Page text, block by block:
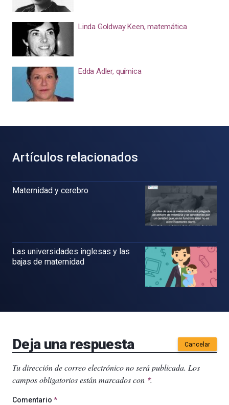
Linda Goldway Keen, matemática
Edda Adler, química
Artículos relacionados
Maternidad y cerebro
Las universidades inglesas y las
bajas de maternidad
Deja una respuesta Cancelar
Tu dirección de correo electrónico no será publicada. Los
campos obligatorios están marcados con *.
Comentario *